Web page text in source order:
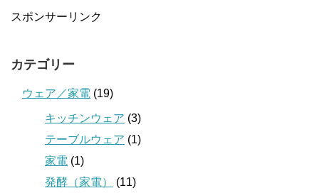
スポンサーリンク
カテゴリー
ウェア／家電 (19)
キッチンウェア (3)
テーブルウェア (1)
家電 (1)
発酵（家電）
(11)